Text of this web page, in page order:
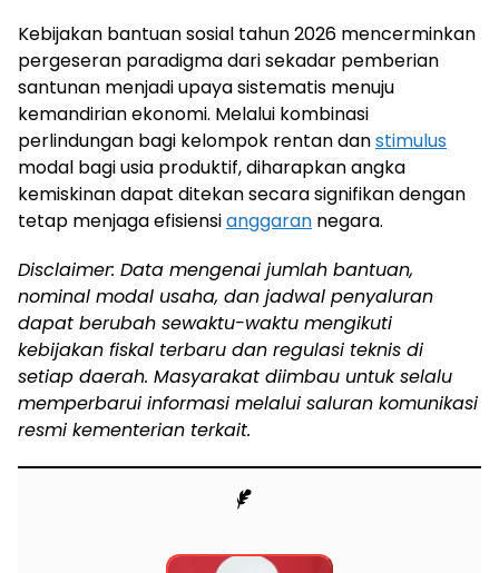
Kebijakan bantuan sosial tahun 2026 mencerminkan
pergeseran paradigma dari sekadar pemberian
santunan menjadi upaya sistematis menuju
kemandirian ekonomi. Melalui kombinasi
perlindungan bagi kelompok rentan danstimulus
modal bagi usia produktif, diharapkan angka
kemiskinan dapat ditekan secara signifikan dengan
tetap menjaga efisiensianggaran negara.
Disclaimer: Data mengenai jumlah bantuan,
nominal modal usaha, dan jadwal penyaluran
dapat berubah sewaktu-waktu mengikuti
kebijakan fiskal terbaru dan regulasi teknis di
setiap daerah. Masyarakat diimbau untuk selalu
memperbarui informasi melalui saluran komunikasi
resmi kementerian terkait.